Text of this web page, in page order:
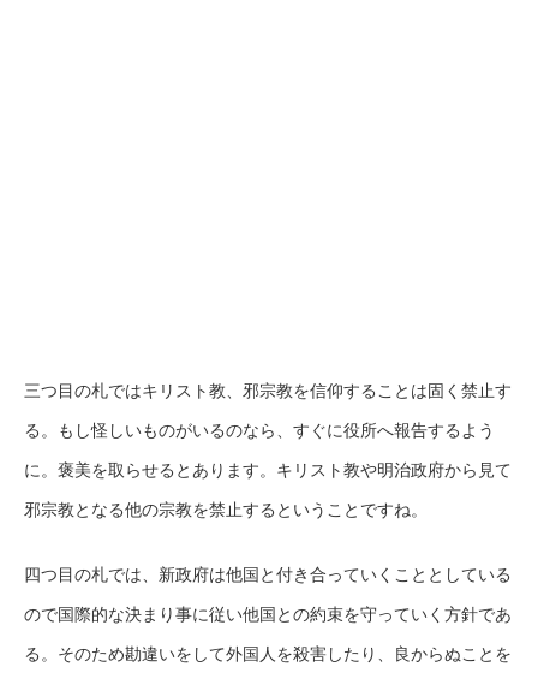
三つ目の札ではキリスト教、邪宗教を信仰することは固く禁止す
る。もし怪しいものがいるのなら、すぐに役所へ報告するよう
に。褒美を取らせるとあります。キリスト教や明治政府から見て
邪宗教となる他の宗教を禁止するということですね。
四つ目の札では、新政府は他国と付き合っていくこととしている
ので国際的な決まり事に従い他国との約束を守っていく方針であ
る。そのため勘違いをして外国人を殺害したり、良からぬことを